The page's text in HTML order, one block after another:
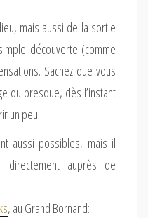
mais aussi de la sortie
découverte (comme
Sachez que vous
ou presque, dès l’instant
un peu.
aussi possibles, mais il
directement auprès de
, au Grand Bornand: